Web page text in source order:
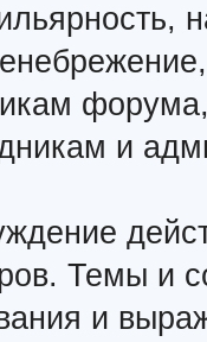
и
Темы и
и